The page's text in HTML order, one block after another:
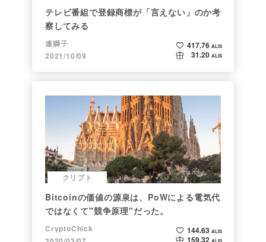
テレビ番組で登録商標が「言えない」のか考
察してみる
連獅子
2021/10/09
417.76 ALIS
31.20 ALIS
クリプト
Bitcoinの価値の源泉は、PoWによる電気代
ではなくて"競争原理"だった。
CryptoChick
144.63 ALIS
159.32 ALIS